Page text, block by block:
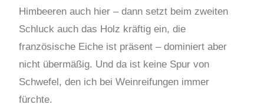
Himbeeren auch hier – dann setzt beim zweiten
Schluck auch das Holz kräftig ein, die
französische Eiche ist präsent – dominiert aber
nicht übermäßig. Und da ist keine Spur von
Schwefel, den ich bei Weinreifungen immer
fürchte.